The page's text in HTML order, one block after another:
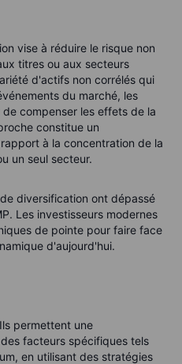
vise à réduire le risque non
titres ou aux secteurs
d'actifs non corrélés qui
du marché, les
compenser les effets de la
constitue un
à la concentration de la
un seul secteur.
diversification ont dépassé
Les investisseurs modernes
de pointe pour faire face
d'aujourd'hui.
permettent une
facteurs spécifiques tels
en utilisant des stratégies